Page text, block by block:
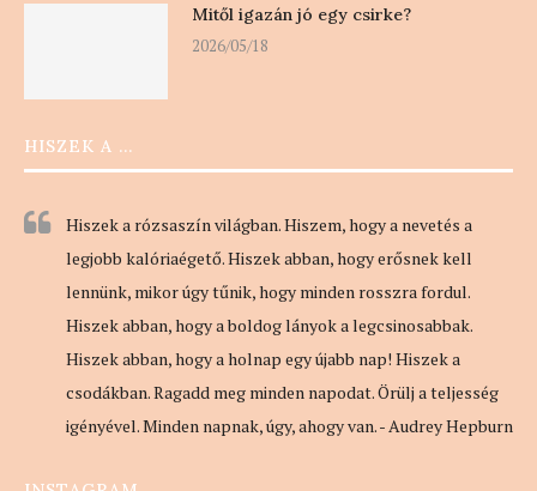
Mitől igazán jó egy csirke?
2026/05/18
HISZEK A …
Hiszek a rózsaszín világban. Hiszem, hogy a nevetés a
legjobb kalóriaégető. Hiszek abban, hogy erősnek kell
lennünk, mikor úgy tűnik, hogy minden rosszra fordul.
Hiszek abban, hogy a boldog lányok a legcsinosabbak.
Hiszek abban, hogy a holnap egy újabb nap! Hiszek a
csodákban. Ragadd meg minden napodat. Örülj a teljesség
igényével. Minden napnak, úgy, ahogy van. - Audrey Hepburn